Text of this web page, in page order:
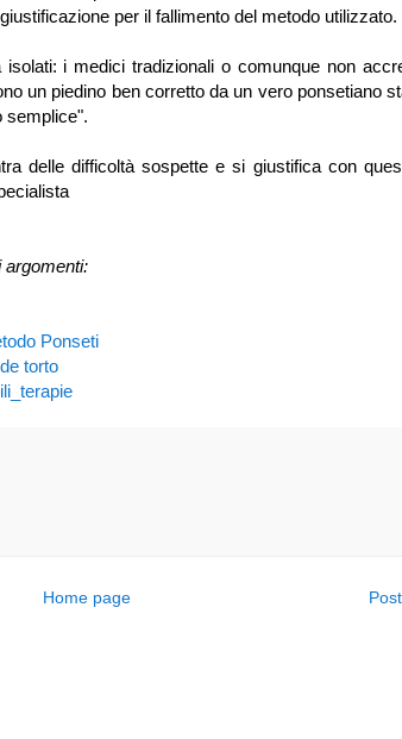
per il fallimento del metodo utilizzato.
i medici tradizionali o comunque non
un piedino ben corretto da un vero ponsetiano
semplice".
delle difficoltà sospette e si giustifica con
argomenti:
Ponseti
torto
Home page